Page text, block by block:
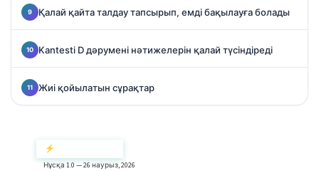
Қалай қайта талдау тапсырып, емді бақылауға болады
Kantesti D дәрумені нәтижелерін қалай түсіндіреді
Жиі қойылатын сұрақтар
⚡ Қысқаша шолу
Нұсқа 1.0 — 26 наурыз, 2026